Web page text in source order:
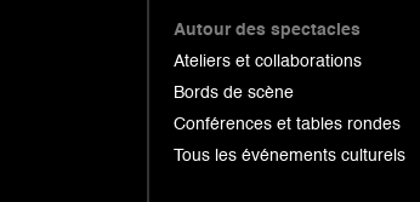
Autour des spectacles
Ateliers et collaborations
Bords de scène
Conférences et tables rondes
Tous les événements culturels